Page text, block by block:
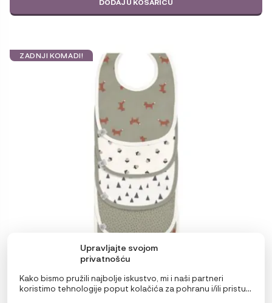
Upravljajte svojom
privatnošću
Kako bismo pružili najbolje iskustvo, mi i naši partneri
koristimo tehnologije poput kolačića za pohranu i/ili pristup
ZADNJI KOMADI!